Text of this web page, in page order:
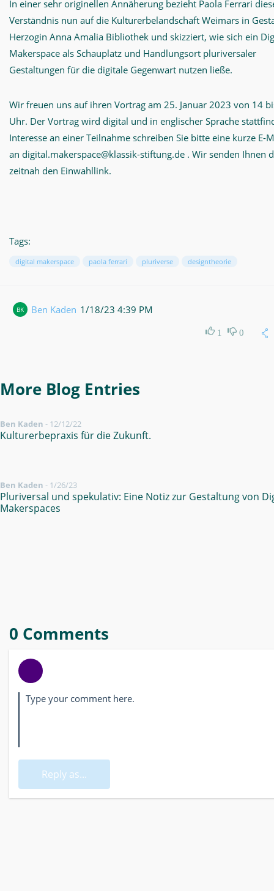
In einer sehr originellen Annäherung bezieht Paola Ferrari
Verständnis nun auf die Kulturerbelandschaft Weimars in
Herzogin Anna Amalia Bibliothek und skizziert, wie sich ein
Makerspace als Schauplatz und Handlungsort pluriversaler
Gestaltungen für die digitale Gegenwart nutzen ließe.
Wir freuen uns auf ihren Vortrag am 25. Januar 2023 von 14
Uhr. Der Vortrag wird digital und in englischer Sprache
Interesse an einer Teilnahme schreiben Sie bitte eine kurze E-
an digital.makerspace@klassik-stiftung.de . Wir senden Ihnen
zeitnah den Einwahllink.
Tags:
digital makerspace paola ferrari pluriverse designtheorie
BK Ben Kaden 1/18/23 4:39 PM
1 0
More Blog Entries
Ben Kaden - 12/12/22
Kulturerbepraxis für die Zukunft.
Ben Kaden - 1/26/23
Pluriversal und spekulativ: Eine Notiz zur Gestaltung von
Makerspaces
0 Comments
Reply as...